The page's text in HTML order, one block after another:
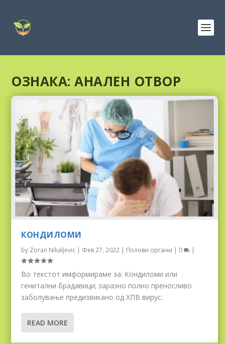
ОЗНАКА:АНАЛЕН ОТВОР
КОНДИЛОМИ
by Zoran Nikaljevic | Фев 27, 2022 | Полови органи | 0 |
Во текстот имформираме за: Кондиломи или
генитални брадавици; заразно полно преносливо
заболување предизвикано од ХПВ вирус.
READ MORE